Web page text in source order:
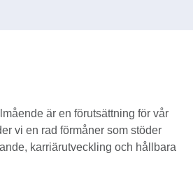
är en förutsättning för vår
vi en rad förmåner som stöder
karriärutveckling och hållbara